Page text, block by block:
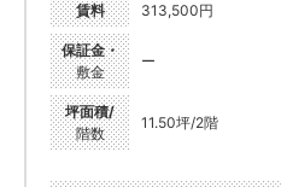
賃料 313,500円
保証金・
敷金
ー
坪面積/
階数
11.50坪/2階